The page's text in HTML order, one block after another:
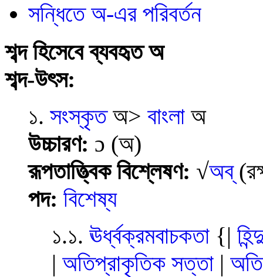
সন্ধিতে অ-এর পরিবর্তন
শব্দ হিসেবে ব্যবহৃত অ
শব্দ-উৎস:
১. সংস্কৃতঅ> বাংলা অ
উচ্চারণ: ɔ (অ)
রূপতাত্ত্বিক বিশ্লেষণ: √অব্
পদ: বিশেষ্য
১.১. ঊর্ধ্বক্রমবাচকতা {|
| অতিপ্রাকৃতিক সত্তা |